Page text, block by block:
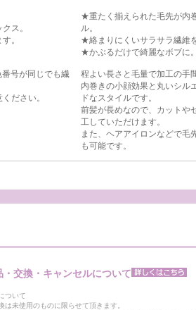
ス。
。
号が同じでも繊
ださい。
★重たく揃えられた毛先が内
ル。
★絡まりにくいサラサラ繊維
★かぶるだけで綺麗なボブに。
程よい長さと毛量で加工の手
内巻きの小顔効果と丸いシル
ドなスタイルです。
前髪が長めなので、カットや
工していただけます。
また、ヘアアイロンなどで毛
も可能です。
・交換・キャンセルについて
ついて
は未使用のものに限らせて頂きます。